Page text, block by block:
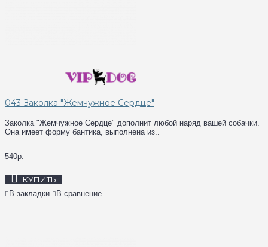
043 Заколка "Жемчужное Сердце"
Заколка "Жемчужное Сердце" дополнит любой наряд вашей собачки.
Она имеет форму бантика, выполнена из..
540р.
КУПИТЬ
В закладки В сравнение